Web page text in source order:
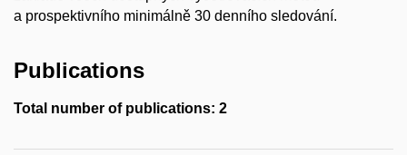
a prospektivního minimálně 30 denního sledování.
Publications
Total number of publications: 2